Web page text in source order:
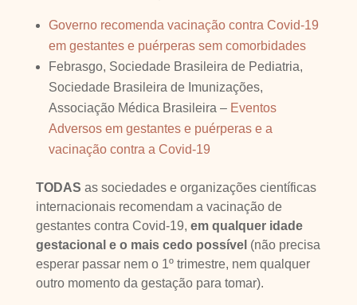
Governo recomenda vacinação contra Covid-19
em gestantes e puérperas sem comorbidades
Febrasgo, Sociedade Brasileira de Pediatria,
Sociedade Brasileira de Imunizações,
Associação Médica Brasileira – Eventos
Adversos em gestantes e puérperas e a
vacinação contra a Covid-19
TODAS as sociedades e organizações científicas
internacionais recomendam a vacinação de
gestantes contra Covid-19, em qualquer idade
gestacional e o mais cedo possível (não precisa
esperar passar nem o 1º trimestre, nem qualquer
outro momento da gestação para tomar).